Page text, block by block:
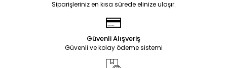
Siparişleriniz en kısa sürede elinize ulaşır.
Güvenli Alışveriş
Güvenli ve kolay ödeme sistemi